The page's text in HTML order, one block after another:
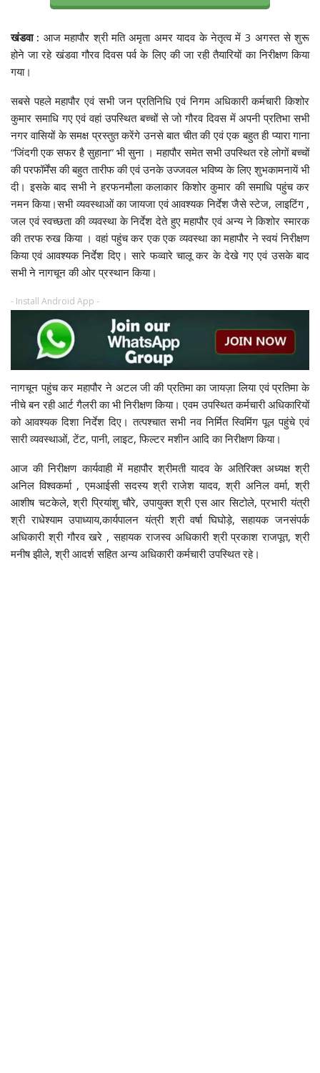
खंडवा : आज महापौर श्री मति अमृता अमर यादव के नेतृत्व में 3 अगस्त से शुरू
होने जा रहे खंडवा गौरव दिवस पर्व के लिए की जा रही तैयारियों का निरीक्षण किया
गया।
सबसे पहले महापौर एवं सभी जन प्रतिनिधि एवं निगम अधिकारी कर्मचारी किशोर
कुमार समाधि गए एवं वहां उपस्थित बच्चों से जो गौरव दिवस में अपनी प्रतिभा सभी
नगर वासियों के समक्ष प्रस्तुत करेंगे उनसे बात चीत की एवं एक बहुत ही प्यारा गाना
“जिंदगी एक सफर है सुहाना” भी सुना । महापौर समेत सभी उपस्थित रहे लोगों बच्चों
की परफॉर्मेंस की बहुत तारीफ की एवं उनके उज्जवल भविष्य के लिए शुभकामनायें भी
दी। इसके बाद सभी ने हरफनमौला कलाकार किशोर कुमार की समाधि पहुंच कर
नमन किया।सभी व्यवस्थाओं का जायजा एवं आवश्यक निर्देश जैसे स्टेज, लाइटिंग ,
जल एवं स्वच्छता की व्यवस्था के निर्देश देते हुए महापौर एवं अन्य ने किशोर स्मारक
की तरफ रुख किया । वहां पहुंच कर एक एक व्यवस्था का महापौर ने स्वयं निरीक्षण
किया एवं आवश्यक निर्देश दिए। सारे फव्वारे चालू कर के देखे गए एवं उसके बाद
सभी ने नागचून की ओर प्रस्थान किया।
- Install Android App -
नागचून पहुंच कर महापौर ने अटल जी की प्रतिमा का जायज़ा लिया एवं प्रतिमा के
नीचे बन रही आर्ट गैलरी का भी निरीक्षण किया। एवम उपस्थित कर्मचारी अधिकारियों
को आवश्यक दिशा निर्देश दिए। तत्पश्चात सभी नव निर्मित स्विमिंग पूल पहुंचे एवं
सारी व्यवस्थाओं, टेंट, पानी, लाइट, फिल्टर मशीन आदि का निरीक्षण किया।
आज की निरीक्षण कार्यवाही में महापौर श्रीमती यादव के अतिरिक्त अध्यक्ष श्री
अनिल विश्वकर्मा , एमआईसी सदस्य श्री राजेश यादव, श्री अनिल वर्मा, श्री
आशीष चटकेले, श्री प्रियांशु चौरे, उपायुक्त श्री एस आर सिटोले, प्रभारी यंत्री
श्री राधेश्याम उपाध्याय,कार्यपालन यंत्री श्री वर्षा घिघोड़े, सहायक जनसंपर्क
अधिकारी श्री गौरव खरे , सहायक राजस्व अधिकारी श्री प्रकाश राजपूत, श्री
मनीष झीले, श्री आदर्श सहित अन्य अधिकारी कर्मचारी उपस्थित रहे।